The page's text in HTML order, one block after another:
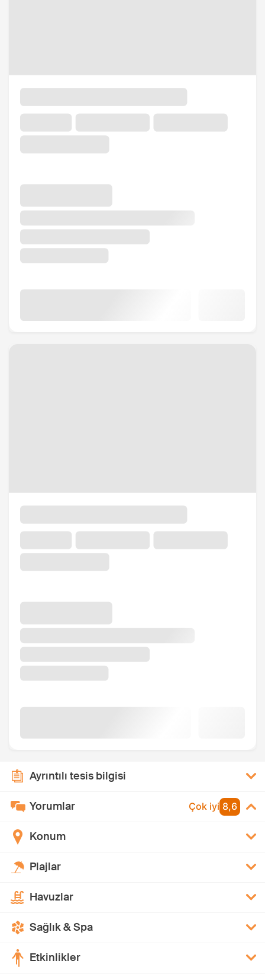
Ayrıntılı tesis bilgisi
Yorumlar Çok iyi 8,6
Konum
Plajlar
Havuzlar
Sağlık & Spa
Etkinlikler